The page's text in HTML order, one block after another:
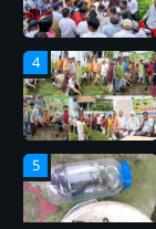
4
5